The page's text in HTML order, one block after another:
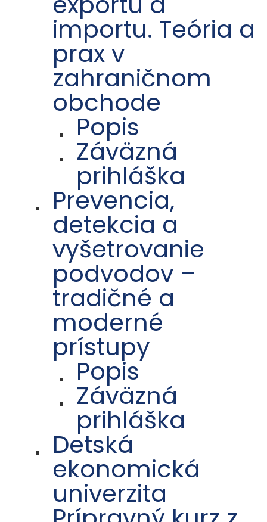
importu. Teória a
prax v
zahraničnom
obchode
Popis
Záväzná
prihláška
Prevencia,
detekcia a
vyšetrovanie
podvodov –
tradičné a
moderné
prístupy
Popis
Záväzná
prihláška
Detská
ekonomická
univerzita